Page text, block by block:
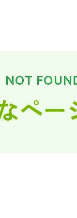
NOT
ペー